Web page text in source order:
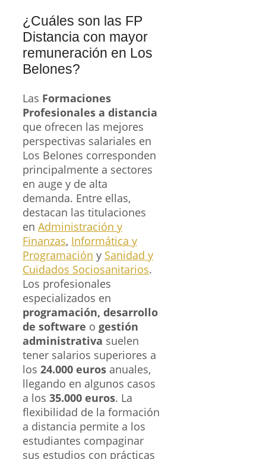
¿Cuáles son las FP
Distancia con mayor
remuneración en Los
Belones?
Las Formaciones
Profesionales a distancia
que ofrecen las mejores
perspectivas salariales en
Los Belones corresponden
principalmente a sectores
en auge y de alta
demanda. Entre ellas,
destacan las titulaciones
en Administración y
Finanzas, Informática y
Programación y Sanidad y
Cuidados Sociosanitarios.
Los profesionales
especializados en
programación, desarrollo
de software o gestión
administrativa suelen
tener salarios superiores a
los 24.000 euros anuales,
llegando en algunos casos
a los 35.000 euros. La
flexibilidad de la formación
a distancia permite a los
estudiantes compaginar
sus estudios con prácticas